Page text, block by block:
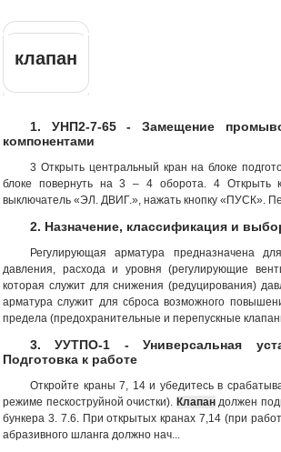
клапан
1. УНП2-7-65 - Замещение
компонентами
3 Открыть центральный кран на блоке
блоке повернуть на 3 – 4 оборота. 4 Открыть
выключатель «ЭЛ. ДВИГ.», нажать кнопку «ПУСК».
2. Назначение, классификация и
Регулирующая арматура предназначена
давления, расхода и уровня (регулирующие
которая служит для снижения (редуцирования)
арматура служит для сброса возможного
предела (предохранительные и перепускные
3. УУТПО-1 - Универсальная
Подготовка к работе
Откройте краны 7, 14 и убедитесь в
режиме пескоструйной очистки). Клапандолжен
бункера 3. 7.6. При открытых кранах 7,14 (при
абразивного шланга должно нач...